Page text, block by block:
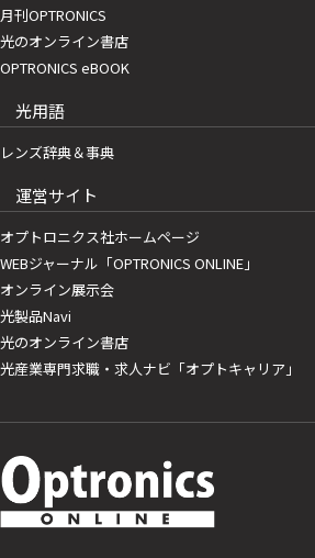
月刊OPTRONICS
光のオンライン書店
OPTRONICS eBOOK
光用語
レンズ辞典＆事典
運営サイト
オプトロニクス社ホームページ
WEBジャーナル「OPTRONICS ONLINE」
オンライン展示会
光製品Navi
光のオンライン書店
光産業専門求職・求人ナビ「オプトキャリア」